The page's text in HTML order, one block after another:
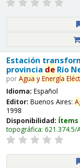
Estación
provincia deRío
por Agua y Energía
Idioma: Español
Editor: Buenos Aires:
1998
Disponibilidad: Ítems
topográfica: 621.374.5/